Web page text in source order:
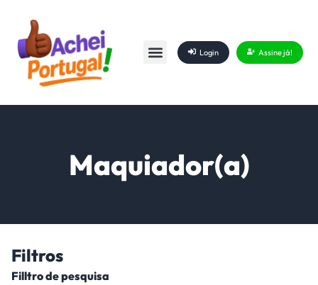
Login Assine já!
Maquiador(a)
Filtros
Filltro de pesquisa